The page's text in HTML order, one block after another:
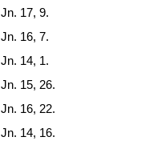
Jn. 17, 9.
Jn. 16, 7.
Jn. 14, 1.
Jn. 15, 26.
Jn. 16, 22.
Jn. 14, 16.